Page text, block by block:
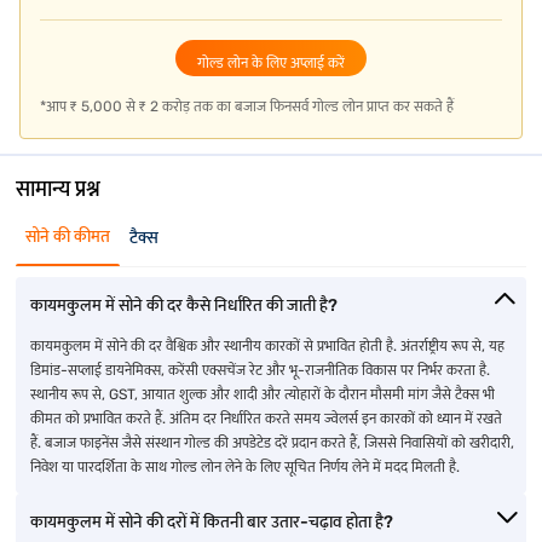
न्यूनतम डॉक्यूमेंटेशन और आसान योग्यता आवश्यकताओं के साथ एप्लीकेशन प्रोसेस
आसान है. आपके पास अपनी फाइनेंशियल स्थिति के अनुसार मासिक, द्वि-मासिक,
त्रैमासिक, अर्ध-वार्षिक या वार्षिक आधार पर ब्याज का पुनर्भुगतान करने की सुविधा भी
के साथ, आपको सुनिश्चित किया जा सकता है कि आपका गोल्ड पूरी तरह से सुरक्षित हो.
विकल्प बनाते हैं.
भारतीय राज्यों और केंद्रशासित प्रदेशों में सोने के भाव के बारे में जानें
कश्मीर में सोने का भाव दीव में सोने का भाव सिक्किम में सोने का भाव
केरल में सोने का भाव तमिलनाडु में सोने का भाव
छत्तीसगढ़ में गोल्ड दर
गोल्ड लोन के लिए अप्लाई करें
*आप ₹ 5,000 से ₹ 2 करोड़ तक का बजाज फिनसर्व गोल्ड लोन प्राप्त कर सकते हैं
सामान्य प्रश्न
सोने की कीमत टैक्स
कायमकुलम में सोने की दर कैसे निर्धारित की जाती है?
कायमकुलम में सोने की दर वैश्विक और स्थानीय कारकों से प्रभावित होती है. अंतर्राष्ट्रीय रूप से, यह
डिमांड-सप्लाई डायनेमिक्स, करेंसी एक्सचेंज रेट और भू-राजनीतिक विकास पर निर्भर करता है.
स्थानीय रूप से, GST, आयात शुल्क और शादी और त्योहारों के दौरान मौसमी मांग जैसे टैक्स भी
कीमत को प्रभावित करते हैं. अंतिम दर निर्धारित करते समय ज्वेलर्स इन कारकों को ध्यान में रखते
हैं. बजाज फाइनेंस जैसे संस्थान गोल्ड की अपडेटेड दरें प्रदान करते हैं, जिससे निवासियों को खरीदारी,
निवेश या पारदर्शिता के साथ गोल्ड लोन लेने के लिए सूचित निर्णय लेने में मदद मिलती है.
कायमकुलम में सोने की दरों में कितनी बार उतार-चढ़ाव होता है?